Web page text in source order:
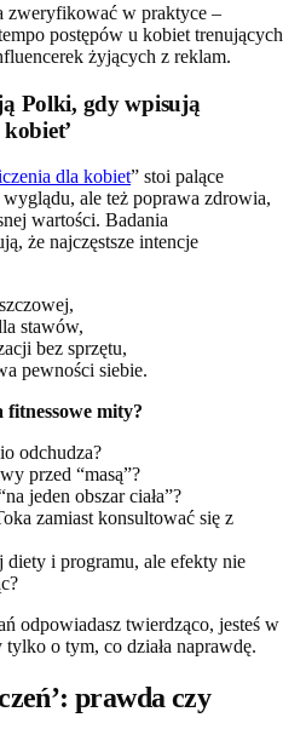
zweryfikować w praktyce –
postępów u kobiet trenujących
żyjących z reklam.
Polki, gdy wpisują
dla kobiet” stoi palące
ale też poprawa zdrowia,
wartości. Badania
że najczęstsze intencje
stawów,
bez sprzętu,
pewności siebie.
fitnessowe mity?
odchudza?
przed “masą”?
jeden obszar ciała”?
zamiast konsultować się z
diety i programu, ale efekty nie
odpowiadasz twierdząco, jesteś w
o tym, co działa naprawdę.
prawda czy